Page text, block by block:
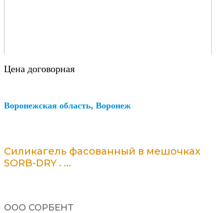
Цена договорная
Воронежская область, Воронеж
Силикагель фасованный в мешочках
SORB-DRY . ...
ООО СОРБЕНТ